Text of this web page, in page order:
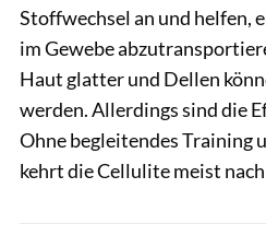
Stoffwechsel an und helfen,
im Gewebe
Haut glatter und Dellen
werden. Allerdings sind die
Ohne begleitendes Training
kehrt die Cellulite meist